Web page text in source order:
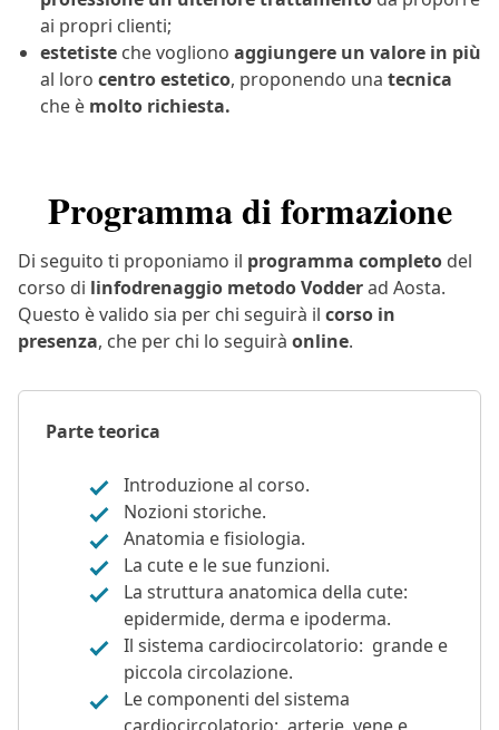
ai propri clienti;
estetiste che vogliono aggiungere un valore in più
al loro centro estetico, proponendo una tecnica
che è molto richiesta.
Programma di formazione
Di seguito ti proponiamo il programma completo del
corso di linfodrenaggio metodo Vodderad Aosta.
Questo è valido sia per chi seguirà il corso in
presenza, che per chi lo seguirà online.
Parte teorica
Introduzione al corso.
Nozioni storiche.
Anatomia e fisiologia.
La cute e le sue funzioni.
La struttura anatomica della cute:
epidermide, derma e ipoderma.
Il sistema cardiocircolatorio: grande e
piccola circolazione.
Le componenti del sistema